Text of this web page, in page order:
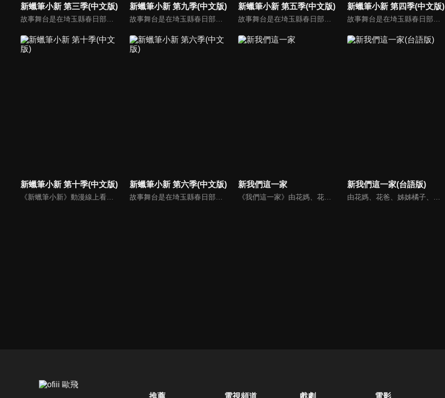
新蠟筆小新 第三季(中文版) 新蠟筆小新 第九季(中文版) 新蠟筆小新 第五季(中文版) 新蠟筆小新 第四季(中文版)
新蠟筆小新 第十季(中文版)
《新蠟筆小新》動漫線上看。故事舞台是在埼玉縣春日部市，一位正在「雙葉幼稚園」學習的五歲的小孩──野原新之助，在日常生活中發生的有趣好玩事。
新蠟筆小新 第六季(中文版)
故事舞台是在埼玉縣春日部市，一位正在「雙葉幼稚園」學習的五歲的小孩──野原新之助，在日常生活中發生的有趣好玩事。
新我們這一家
《我們這一家》由花媽、花爸、姊姊橘子、弟弟柚子組成，是日本一部以小家庭成員為中心，表現出日常生活中所發生大小事為題材的漫畫與動畫作品。
新我們這一家(台語版)
由花媽、花爸、姊姊橘子、弟弟柚子組成，是日本一部以小家庭成員為中心，表現出日常生活中所發生大小事為題材的漫畫與動畫作品。
推薦 電視頻道 戲劇 電影